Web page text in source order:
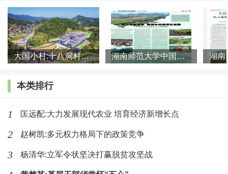
农具和简单的生物材料；生物饲料、生物肥药、农业疫
苗、可降解农膜等正在逐步取代传统的饲料、化肥、农
药、农膜等，在降低农业生产对生态环境负面影响的同
在劳动对象方面，通过生物育种技术对常规动植物
品种进行改良和培育，作物种源不断向高产、优质、耐
逆的方向跃升；依托智能装备开展农业生产，土地等自
大国小村:十八洞村的现代变迁是一道美丽的风景线 湖南师范大学中国乡村振兴研究院课题组:突出地域特色 推进乡村
本类排行
1 匡远配:大力发展现代农业 培育经济新增长点
2 赵树凯:多元权力格局下的政策竞争
3 杨清华:立军令状坚决打赢脱贫攻坚战